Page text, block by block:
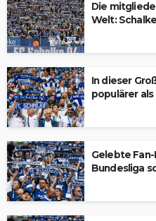
Die
Welt:
In dieser
populärer als
Gelebte Fan-
Bundesliga